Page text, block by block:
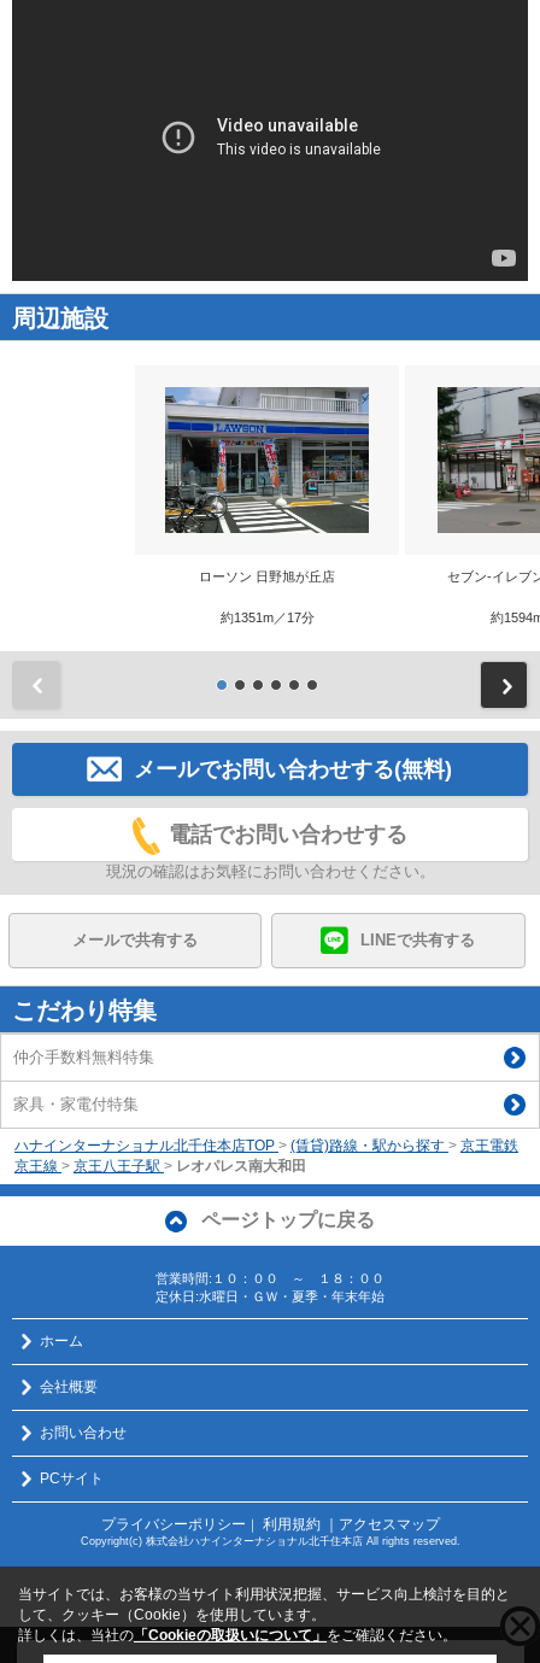
周辺施設
ローソン 日野旭が丘店
約1351m／17分
セブン-イレブ
約
メールでお問い合わせする(無料)
電話でお問い合わせする
現況の確認はお気軽にお問い合わせください。
メールで共有する LINEで共有する
こだわり特集
仲介手数料無料特集
家具・家電付特集
ハナインターナショナル北千住本店TOP > (賃貸)路線・駅から探す > 京王電鉄
京王線 > 京王八王子駅 > レオパレス南大和田
ページトップに戻る
営業時間:１０：００ ～ １８：００
定休日:水曜日・ＧＷ・夏季・年末年始
ホーム
会社概要
お問い合わせ
PCサイト
プライバシーポリシー 利用規約 ｜アクセスマップ
Copyright(c) 株式会社ハナインターナショナル北千住本店 All rights reserved.
当サイトでは、お客様の当サイト利用状況把握、サービス向上検討を目的と
して、クッキー（Cookie）を使用しています。
詳しくは、当社の 「Cookieの取扱いについて」 をご確認ください。